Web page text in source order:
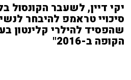
יקי דיין, לשעבר הקונסול
סיכויי טראמפ להיבחר
שהפסיד להילרי קלינטון
הקופה ב-2016"